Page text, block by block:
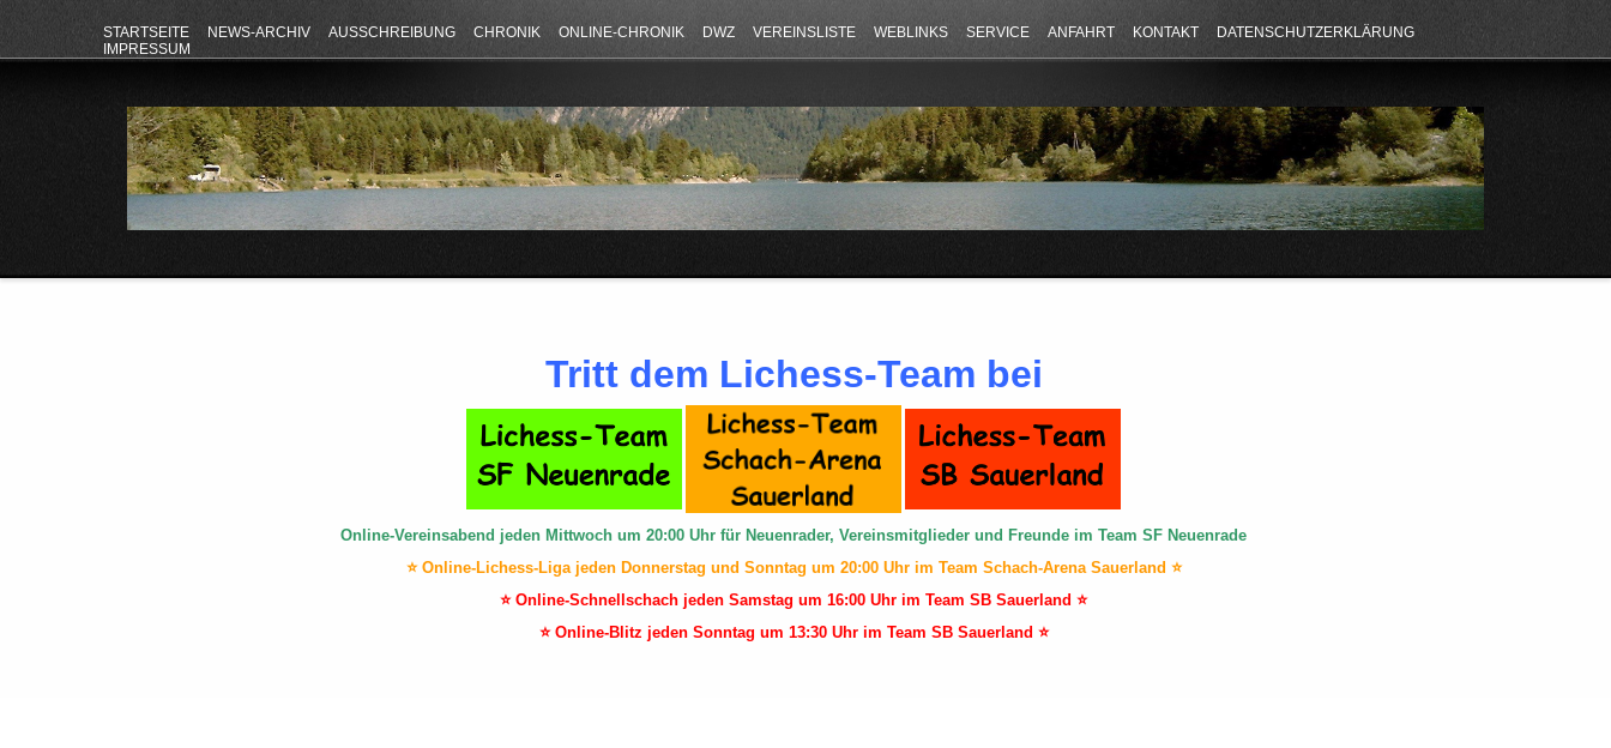
STARTSEITE NEWS-ARCHIV AUSSCHREIBUNG CHRONIK ONLINE-CHRONIK DWZ VEREINSLISTE WEBLINKS SERVICE ANFAHRT KONTAKT
DATENSCHUTZERKLÄRUNG
IMPRESSUM
Tritt dem Lichess-Team bei
Online-Vereinsabend jeden Mittwoch um 20:00 Uhr für Neuenrader, Vereinsmitglieder und Freunde im Team SF Neuenrade
⭐ Online-Lichess-Liga jeden Donnerstag und Sonntag um 20:00 Uhr im Team Schach-Arena Sauerland ⭐
⭐ Online-Schnellschach jeden Samstag um 16:00 Uhr im Team SB Sauerland ⭐
⭐ Online-Blitz jeden Sonntag um 13:30 Uhr im Team SB Sauerland ⭐